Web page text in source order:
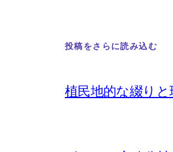
投稿をさらに読み込む
植民地的な綴りと